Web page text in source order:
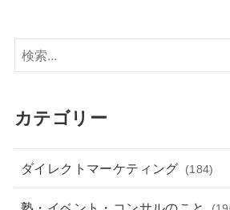
カテゴリー
ダイレクトマーケティング (184)